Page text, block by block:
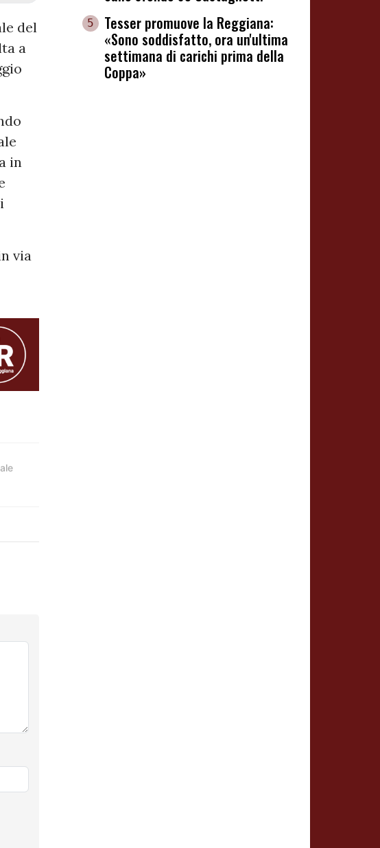
del
a
in
via
5
Tesser promuove la Reggiana:
«Sono soddisfatto, ora un'ultima
settimana di carichi prima della
Coppa»